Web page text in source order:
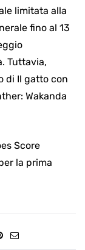
limitata alla
fino al 13
Tuttavia,
di Il gatto con
Wakanda
Score
la prima